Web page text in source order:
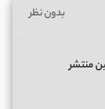
بدون نظر
منتشر